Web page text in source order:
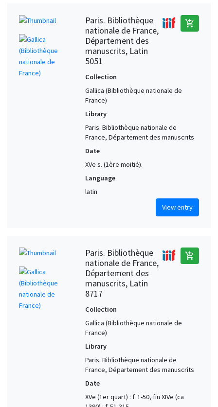
Paris. Bibliothèque
nationale de France,
Département des
manuscrits, Latin
5051
add_shopping_cart
Collection
Gallica (Bibliothèque nationale de
France)
Library
Paris. Bibliothèque nationale de
France, Département des manuscrits
Date
XVe s. (1ère moitié).
Language
latin
View entry
Paris. Bibliothèque
nationale de France,
Département des
manuscrits, Latin
8717
add_shopping_cart
Collection
Gallica (Bibliothèque nationale de
France)
Library
Paris. Bibliothèque nationale de
France, Département des manuscrits
Date
XVe (1er quart) : f. 1-50, fin XIVe (ca